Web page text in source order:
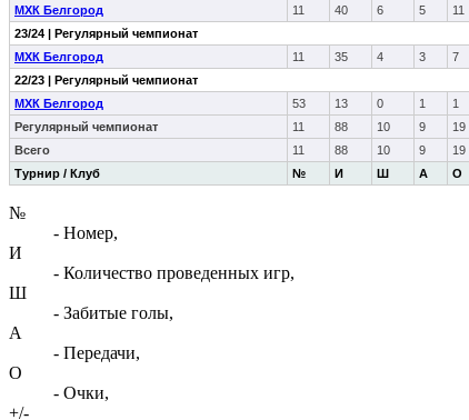
Турнир / Клуб № И Ш А О
МХК Белгород
11 40 6 5 11
23/24 | Регулярный чемпионат
МХК Белгород
11 35 4 3 7
22/23 | Регулярный чемпионат
МХК Белгород
53 13 0 1 1
Регулярный чемпионат
11 88 10 9 19
Всего
11 88 10 9 19
№
- Номер,
И
- Количество проведенных игр,
Ш
- Забитые голы,
А
- Передачи,
О
- Очки,
+/-